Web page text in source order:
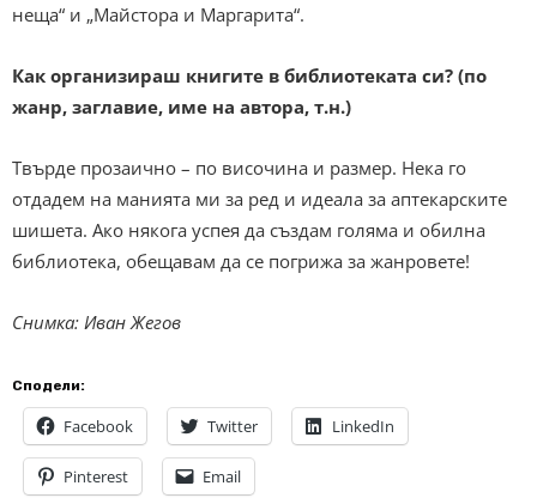
неща“ и „Майстора и Маргарита“.
Как организираш книгите в библиотеката си? (по
жанр, заглавие, име на автора, т.н.)
Твърде прозаично – по височина и размер. Нека го
отдадем на манията ми за ред и идеала за аптекарските
шишета. Ако някога успея да създам голяма и обилна
библиотека, обещавам да се погрижа за жанровете!
Снимка: Иван Жегов
Сподели:
Facebook Twitter LinkedIn
Pinterest Email